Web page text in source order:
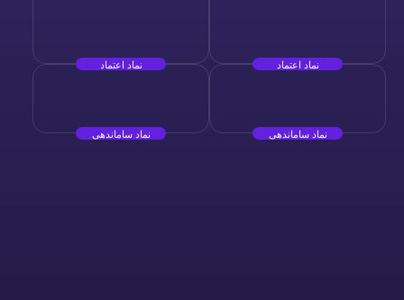
نماد اعتماد نماد اعتماد
نماد ساماندهی نماد ساماندهی